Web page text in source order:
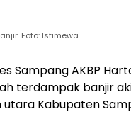
Foto: Istimewa
Sampang AKBP
terdampak banjir
Kabupaten